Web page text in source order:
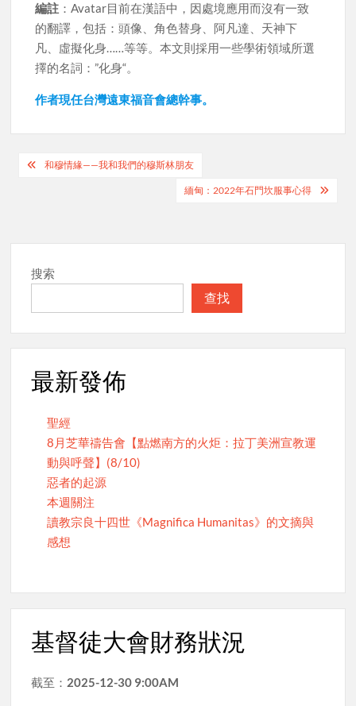
編註 ：Avatar目前在漢語中，因處境應用而沒有一致
的翻譯，包括：頭像、角色替身、阿凡達、天神下
凡、虛擬化身……等等。本文則採用一些學術領域所選
擇的名詞：”化身“。
作者現任台灣遠東福音會總幹事。
Post和穆情緣——我和我們的穆斯林朋友
緬甸：2022年石門坎服事心得
搜索
查找
最新發佈
聖經
8月芝華禱告會【點燃南方的火炬：拉丁美洲宣教運
動與呼聲】(8/10)
惡者的起源
本週關注
讀教宗良十四世《Magnifica Humanitas》的文摘與
感想
基督徒大會財務狀況
截至： 2025-12-30 9:00AM